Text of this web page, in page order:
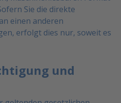
Sie die direkte
einen anderen
erfolgt dies nur, soweit es
und